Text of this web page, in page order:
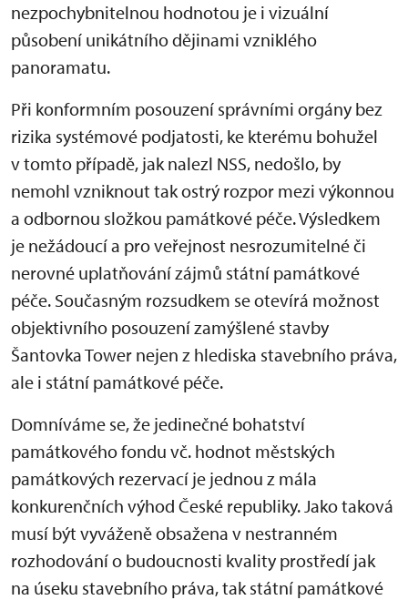
nezpochybnitelnou hodnotou je i vizuální
působení unikátního dějinami vzniklého
panoramatu.
Při konformním posouzení správními orgány bez
rizika systémové podjatosti, ke kterému bohužel
v tomto případě, jak nalezl NSS, nedošlo, by
nemohl vzniknout tak ostrý rozpor mezi výkonnou
a odbornou složkou památkové péče. Výsledkem
je nežádoucí a pro veřejnost nesrozumitelné či
nerovné uplatňování zájmů státní památkové
péče. Současným rozsudkem se otevírá možnost
objektivního posouzení zamýšlené stavby
Šantovka Tower nejen z hlediska stavebního práva,
ale i státní památkové péče.
Domníváme se, že jedinečné bohatství
památkového fondu vč. hodnot městských
památkových rezervací je jednou z mála
konkurenčních výhod České republiky. Jako taková
musí být vyváženě obsažena v nestranném
rozhodování o budoucnosti kvality prostředí jak
na úseku stavebního práva, tak státní památkové